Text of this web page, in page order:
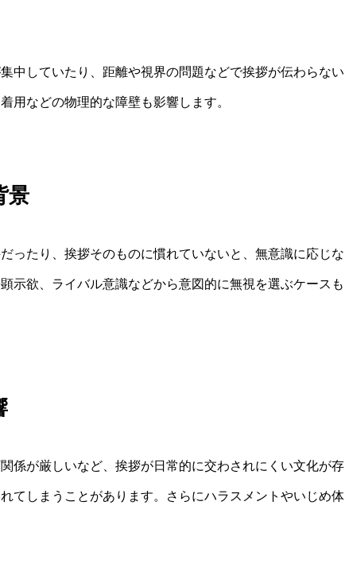
中していたり、距離や視界の問題などで挨拶が伝わらない
用などの物理的な障壁も影響します。
景
ったり、挨拶そのものに慣れていないと、無意識に応じな
示欲、ライバル意識などから意図的に無視を選ぶケースも
係が厳しいなど、挨拶が日常的に交わされにくい文化が存
てしまうことがあります。さらにハラスメントやいじめ体